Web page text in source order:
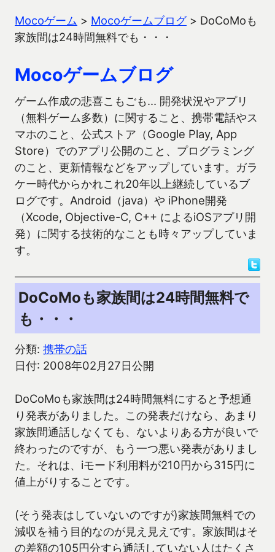
Mocoゲーム > Mocoゲームブログ> DoCoMoも
家族間は24時間無料でも・・・
Mocoゲームブログ
ゲーム作成の悲喜こもごも… 開発状況やアプリ
（無料ゲーム多数）に関すること、携帯電話やス
マホのこと、公式ストア（Google Play, App
Store）でのアプリ公開のこと、プログラミング
のこと、更新情報などをアップしています。ガラ
ケー時代からかれこれ20年以上継続しているブ
ログです。Android（java）や iPhone開発
（Xcode, Objective-C, C++ によるiOSアプリ開
発）に関する技術的なことも時々アップしていま
す。
DoCoMoも家族間は24時間無料で
も・・・
分類: 携帯の話
日付: 2008年02月27日公開
DoCoMoも家族間は24時間無料にすると予想通
り発表がありました。この発表だけなら、あまり
家族間通話しなくても、ないよりある方が良いで
終わったのですが、もう一つ悪い発表がありまし
た。それは、iモード利用料が210円から315円に
値上がりすることです。
(そう発表はしていないのですが)家族間無料での
減収を補う目的なのが見え見えです。家族間はそ
の差額の105円分すら通話していない人はたくさ